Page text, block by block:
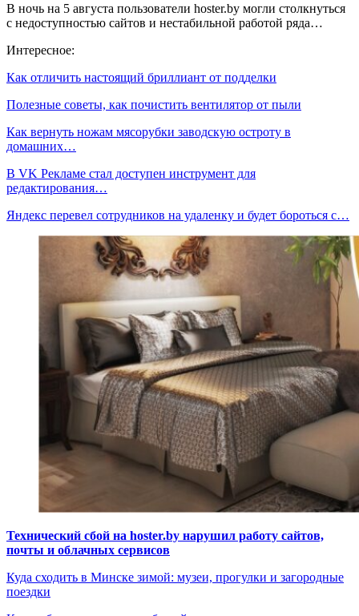
В ночь на 5 августа пользователи hoster.by могли столкнуться
с недоступностью сайтов и нестабильной работой ряда…
Интересное:
Как отличить настоящий бриллиант от подделки
Полезные советы, как почистить вентилятор от пыли
Как вернуть ножам мясорубки заводскую остроту в
домашних…
В VK Рекламе стал доступен инструмент для
редактирования…
Яндекс перевел сотрудников на удаленку и будет бороться с…
Технический сбой на hoster.by нарушил работу сайтов,
почты и облачных сервисов
Куда сходить в Минске зимой: музеи, прогулки и загородные
поездки